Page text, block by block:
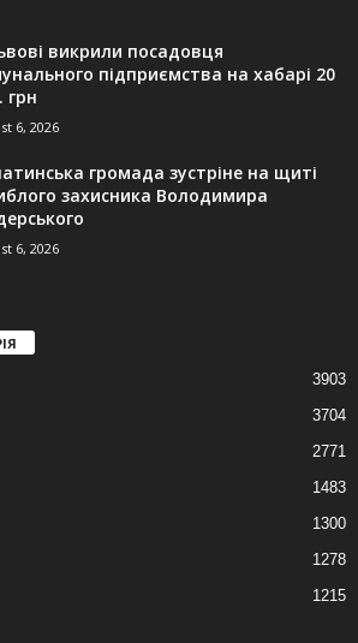
викрили посадовця
підприємства на хабарі 20
грн
6, 2026
громада зустріне на щиті
захисника Володимира
6, 2026
3903
3704
2771
1483
1300
1278
1215